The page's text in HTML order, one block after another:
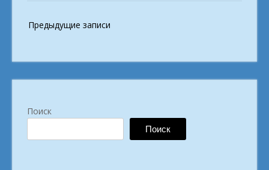
Навигация
по
Предыдущие записи
Поиск
Поиск